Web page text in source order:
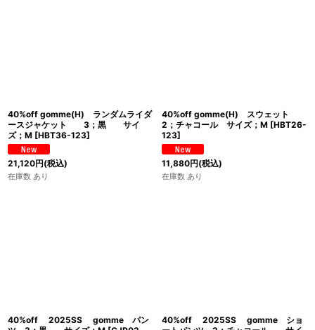
40%off gomme(H) ランダムライダ
ースジャケット 3；黒 サイ
ズ；M [HBT36-123]
21,120円(税込)
在庫数 あり
40%off gomme(H) スウェット
2；チャコール サイズ；M [HBT26-
123]
11,880円(税込)
在庫数 あり
40%off 2025SS gomme パン
40%off 2025SS gomme ショ